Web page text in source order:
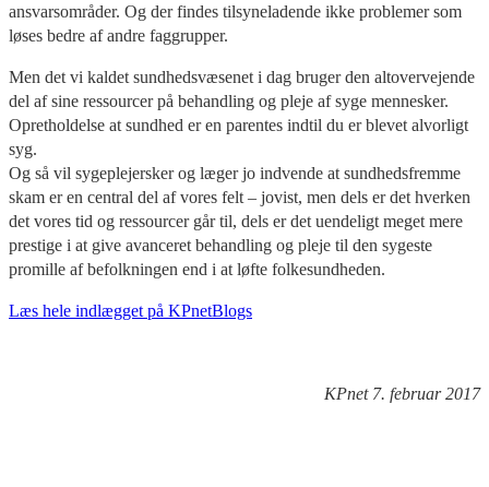
ansvarsområder. Og der findes tilsyneladende ikke problemer som
løses bedre af andre faggrupper.
Men det vi kaldet sundhedsvæsenet i dag bruger den altovervejende
del af sine ressourcer på behandling og pleje af syge mennesker.
Opretholdelse at sundhed er en parentes indtil du er blevet alvorligt
syg.
Og så vil sygeplejersker og læger jo indvende at sundhedsfremme
skam er en central del af vores felt – jovist, men dels er det hverken
det vores tid og ressourcer går til, dels er det uendeligt meget mere
prestige i at give avanceret behandling og pleje til den sygeste
promille af befolkningen end i at løfte folkesundheden.
Læs hele indlægget på KPnetBlogs
KPnet 7. februar 2017